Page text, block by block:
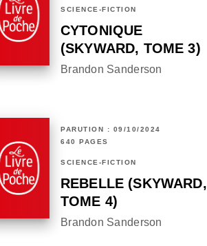
SCIENCE-FICTION
CYTONIQUE
(SKYWARD, TOME 3)
Brandon Sanderson
PARUTION : 09/10/2024
640 PAGES
SCIENCE-FICTION
REBELLE (SKYWARD,
TOME 4)
Brandon Sanderson